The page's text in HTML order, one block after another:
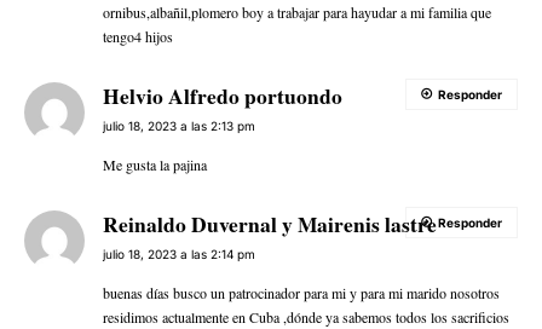
ornibus,albañil,plomero boy a trabajar para hayudar a mi familia que
tengo4 hijos
Helvio Alfredo portuondo
julio 18, 2023 a las 2:13 pm
Me gusta la pajina
Responder
Reinaldo Duvernal y Mairenis lastre
julio 18, 2023 a las 2:14 pm
buenas días busco un patrocinador para mi y para mi marido nosotros
residimos actualmente en Cuba ,dónde ya sabemos todos los sacrificios
Responder